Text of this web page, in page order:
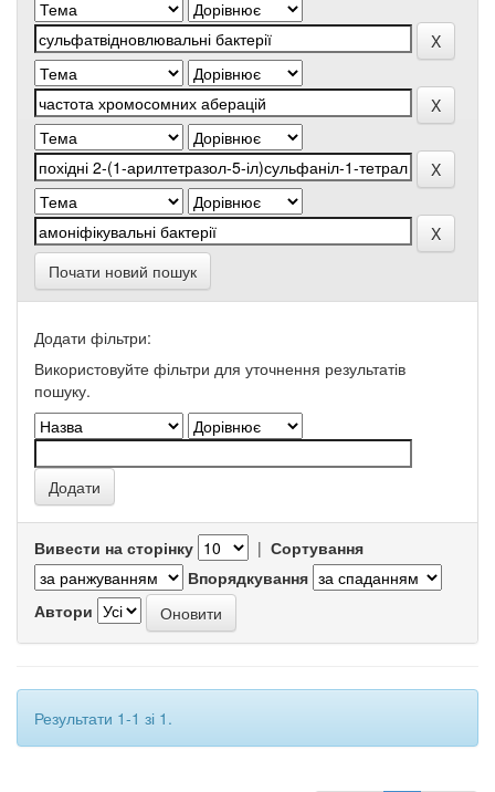
Почати новий пошук
Додати фільтри:
Використовуйте фільтри для уточнення результатів
пошуку.
Вивести на сторінку | Сортування
Впорядкування
Автори
Результати 1-1 зі 1.